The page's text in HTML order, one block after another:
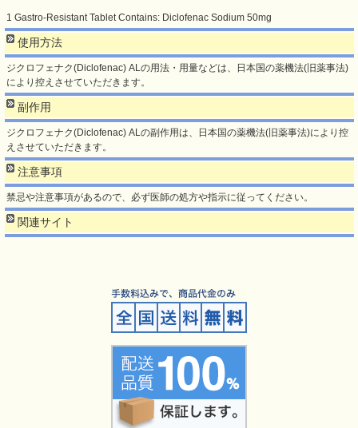
1 Gastro-Resistant Tablet Contains: Diclofenac Sodium 50mg
使用方法
ジクロフェナク(Diclofenac) ALの用法・用量などは、日本国の薬機法(旧薬事法)
により控えさせていただきます。
副作用
ジクロフェナク(Diclofenac) ALの副作用は、日本国の薬機法(旧薬事法)により控
えさせていただきます。
注意事項
禁忌や注意事項があるので、必ず医師の処方や指示に従ってください。
関連サイト